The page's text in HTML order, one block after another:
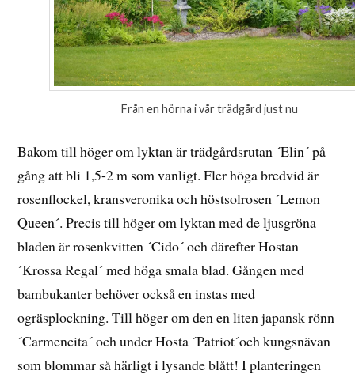
Från en hörna i vår trädgård just nu
Bakom till höger om lyktan är trädgårdsrutan ´Elin´ på
gång att bli 1,5-2 m som vanligt. Fler höga bredvid är
rosenflockel, kransveronika och höstsolrosen ´Lemon
Queen´. Precis till höger om lyktan med de ljusgröna
bladen är rosenkvitten ´Cido´ och därefter Hostan
´Krossa Regal´ med höga smala blad. Gången med
bambukanter behöver också en instas med
ogräsplockning. Till höger om den en liten japansk rönn
´Carmencita´ och under Hosta ´Patriot´och kungsnävan
som blommar så härligt i lysande blått! I planteringen